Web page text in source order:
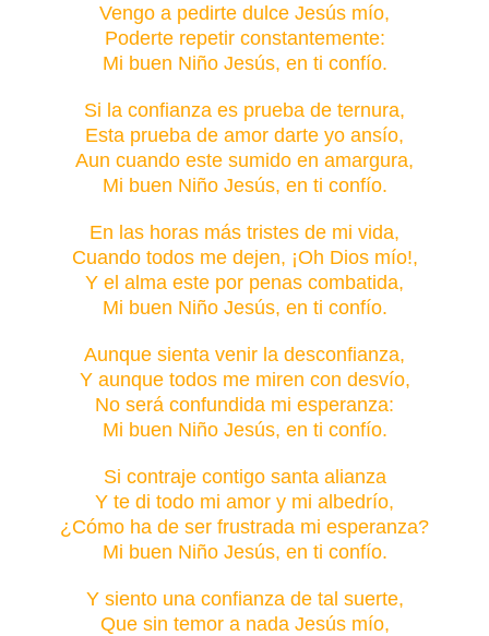
Vengo a pedirte dulce Jesús mío,
Poderte repetir constantemente:
Mi buen Niño Jesús, en ti confío.
Si la confianza es prueba de ternura,
Esta prueba de amor darte yo ansío,
Aun cuando este sumido en amargura,
Mi buen Niño Jesús, en ti confío.
En las horas más tristes de mi vida,
Cuando todos me dejen, ¡Oh Dios mío!,
Y el alma este por penas combatida,
Mi buen Niño Jesús, en ti confío.
Aunque sienta venir la desconfianza,
Y aunque todos me miren con desvío,
No será confundida mi esperanza:
Mi buen Niño Jesús, en ti confío.
Si contraje contigo santa alianza
Y te di todo mi amor y mi albedrío,
¿Cómo ha de ser frustrada mi esperanza?
Mi buen Niño Jesús, en ti confío.
Y siento una confianza de tal suerte,
Que sin temor a nada Jesús mío,